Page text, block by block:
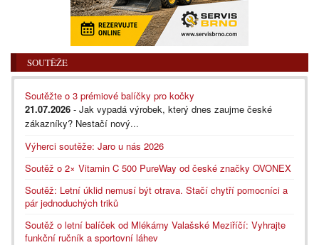
SOUTĚŽE
Soutěžte o 3 prémiové balíčky pro kočky
21.07.2026 - Jak vypadá výrobek, který dnes zaujme české
zákazníky? Nestačí nový...
Výherci soutěže: Jaro u nás 2026
Soutěž o 2× Vitamin C 500 PureWay od české značky OVONEX
Soutěž: Letní úklid nemusí být otrava. Stačí chytří pomocníci a
pár jednoduchých triků
Soutěž o letní balíček od Mlékárny Valašské Meziříčí: Vyhrajte
funkční ručník a sportovní láhev